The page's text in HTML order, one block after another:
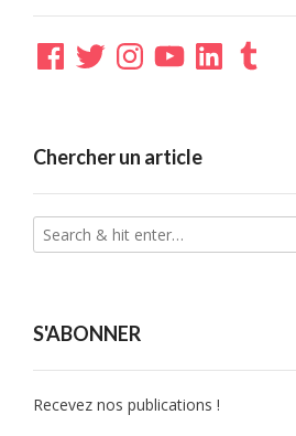
Facebook
TwitterInstagramYouTubeLinkedInTumblr
Chercher un article
S'ABONNER
Recevez nos publications !